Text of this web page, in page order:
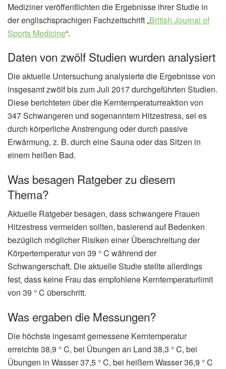
Mediziner veröffentlichten die Ergebnisse ihrer Studie in
der englischsprachigen Fachzeitschrift „British Journal of
Sports Medicine“.
Daten von zwölf Studien wurden analysiert
Die aktuelle Untersuchung analysierte die Ergebnisse von
insgesamt zwölf bis zum Juli 2017 durchgeführten Studien.
Diese berichteten über die Kerntemperaturreaktion von
347 Schwangeren und sogenanntem Hitzestress, sei es
durch körperliche Anstrengung oder durch passive
Erwärmung, z. B. durch eine Sauna oder das Sitzen in
einem heißen Bad.
Was besagen Ratgeber zu diesem
Thema?
Aktuelle Ratgeber besagen, dass schwangere Frauen
Hitzestress vermeiden sollten, basierend auf Bedenken
bezüglich möglicher Risiken einer Überschreitung der
Körpertemperatur von 39 ° C während der
Schwangerschaft. Die aktuelle Studie stellte allerdings
fest, dass keine Frau das empfohlene Kerntemperaturlimit
von 39 ° C überschritt.
Was ergaben die Messungen?
Die höchste ingesamt gemessene Kerntemperatur
erreichte 38,9 ° C, bei Übungen an Land 38,3 ° C, bei
Übungen in Wasser 37,5 ° C, bei heißem Wasser 36,9 ° C